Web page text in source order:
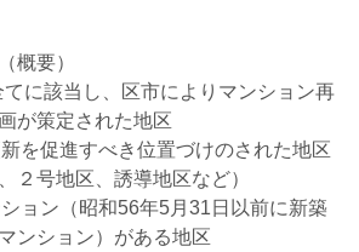
（概要）
に該当し、区市によりマンション再
が策定された地区
を促進すべき位置づけのされた地区
２号地区、誘導地区など）
ョン（昭和56年5月31日以前に新築
ンション）がある地区